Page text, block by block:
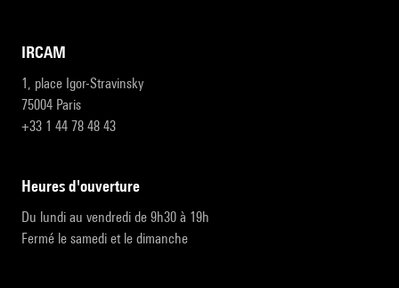
IRCAM
1, place Igor-Stravinsky
75004 Paris
+33 1 44 78 48 43
heures d'ouverture
Du lundi au vendredi de 9h30 à 19h
Fermé le samedi et le dimanche